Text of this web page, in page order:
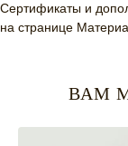
Сертификаты и
на странице
ВАМ